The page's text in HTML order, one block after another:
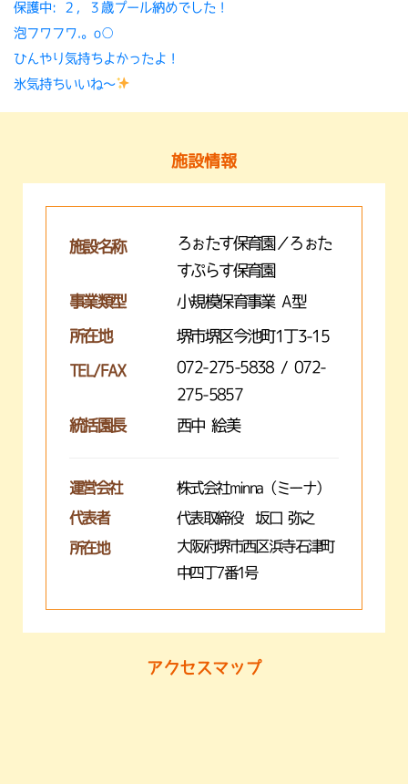
保護中: ２，３歳プール納めでした！
泡フワフワ.。o○
ひんやり気持ちよかったよ！
氷気持ちいいね〜
施設情報
施設名称
ろぉたす保育園／ろぉた
すぷらす保育園
事業類型
小規模保育事業 A型
所在地 堺市堺区今池町1丁3-15
TEL/FAX
072-275-5838 / 072-
275-5857
統括園長
西中 絵美
運営会社 株式会社minna（ミーナ）
代表者 代表取締役 坂口 弥之
所在地
大阪府堺市西区浜寺石津町
中四丁7番1号
アクセスマップ